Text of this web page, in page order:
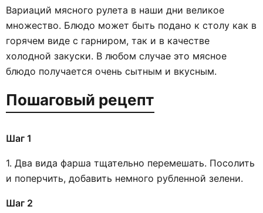
Вариаций мясного рулета в наши дни великое
множество. Блюдо может быть подано к столу как в
горячем виде с гарниром, так и в качестве
холодной закуски. В любом случае это мясное
блюдо получается очень сытным и вкусным.
Пошаговый рецепт
Шаг 1
1. Два вида фарша тщательно перемешать. Посолить
и поперчить, добавить немного рубленной зелени.
Шаг 2